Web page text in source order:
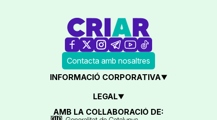
Contacta amb nosaltres
INFORMACIÓ CORPORATIVA
LEGAL
AMB LA COL·LABORACIÓ DE: